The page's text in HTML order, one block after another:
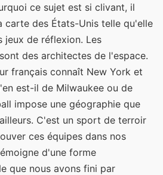
ce sujet est si clivant, il
carte des États-Unis telle qu'elle
jeux de réflexion. Les
des architectes de l'espace.
français connaît New York et
est-il de Milwaukee ou de
impose une géographie que
C'est un sport de terroir
ces équipes dans nos
d'une forme
que nous avons fini par